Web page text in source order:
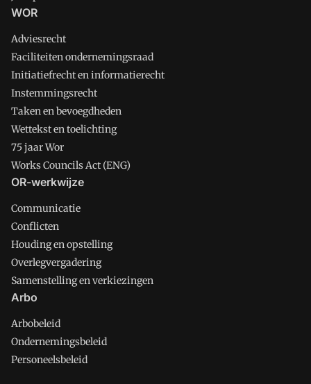
WOR
Adviesrecht
Faciliteiten ondernemingsraad
Initiatiefrecht en informatierecht
Instemmingsrecht
Taken en bevoegdheden
Wettekst en toelichting
75 jaar Wor
Works Councils Act (ENG)
OR-werkwijze
Communicatie
Conflicten
Houding en opstelling
Overlegvergadering
Samenstelling en verkiezingen
Arbo
Arbobeleid
Ondernemingsbeleid
Personeelsbeleid